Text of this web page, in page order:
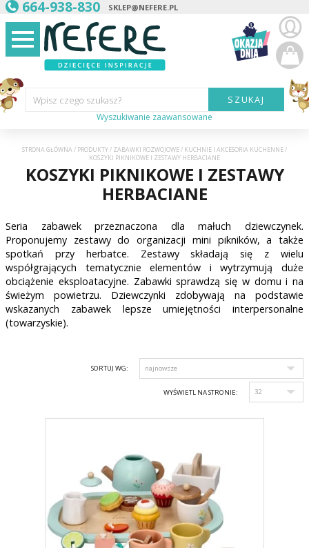
664-938-830 SKLEP@NEFERE.PL
Wpisz czego szukasz?
Kategoria:
Płeć dziecka:
Cena od:
Cena do:
SZUKAJ
Wyszukiwanie zaawansowane
STRONA GŁÓWNA/ PRODUKTY/ ZABAWKI ROZWOJOWE/ KUCHNIE I AKCESORIA KUCHENNE/
KOSZYKI PIKNIKOWE I ZESTAWY HERBACIANE
KOSZYKI PIKNIKOWE I ZESTAWY
HERBACIANE
Seria zabawek przeznaczona dla małuch dziewczynek.
Proponujemy zestawy do organizacji mini pikników, a także
spotkań przy herbatce. Zestawy składają się z wielu
współgrających tematycznie elementów i wytrzymują duże
obciążenie eksploatacyjne. Zabawki sprawdzą się w domu i na
świeżym powietrzu. Dziewczynki zdobywają na podstawie
wskazanych zabawek lepsze umiejętności interpersonalne
(towarzyskie).
SORTUJ WG:
WYŚWIETL NA STRONIE: